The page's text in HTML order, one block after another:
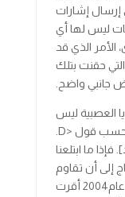
إرسال إشارات
ليس لها أي
الأمر الذي قد
حقنت بتلك
جانبي واضح.
العصبية ليس
هو الغاية الوحيدة لأبحاث السموم، بحسب قول <D.
ما ابتلعنا
إلى أن تقاوم
الانحلال بسبب الجملة الهضمية. وفي عام2004 أقرت